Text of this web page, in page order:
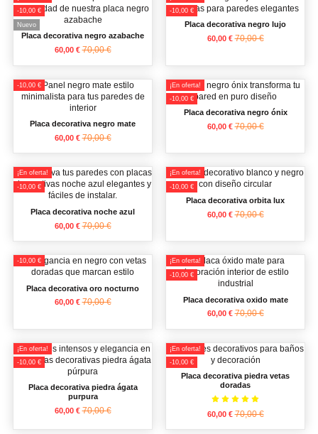
-10,00 €
Nuevo
Placa decorativa negro azabache
60,00 €70,00 €
-10,00 €
Placa decorativa negro lujo
60,00 €70,00 €
-10,00 €
Placa decorativa negro mate
60,00 €70,00 €
¡En oferta!
-10,00 €
Placa decorativa negro ónix
60,00 €70,00 €
¡En oferta!
-10,00 €
Placa decorativa noche azul
60,00 €70,00 €
¡En oferta!
-10,00 €
Placa decorativa orbita lux
60,00 €70,00 €
-10,00 €
Placa decorativa oro nocturno
60,00 €70,00 €
¡En oferta!
-10,00 €
Placa decorativa oxido mate
60,00 €70,00 €
¡En oferta!
-10,00 €
Placa decorativa piedra ágata
purpura
60,00 €70,00 €
¡En oferta!
-10,00 €
Placa decorativa piedra vetas
doradas
60,00 €70,00 €